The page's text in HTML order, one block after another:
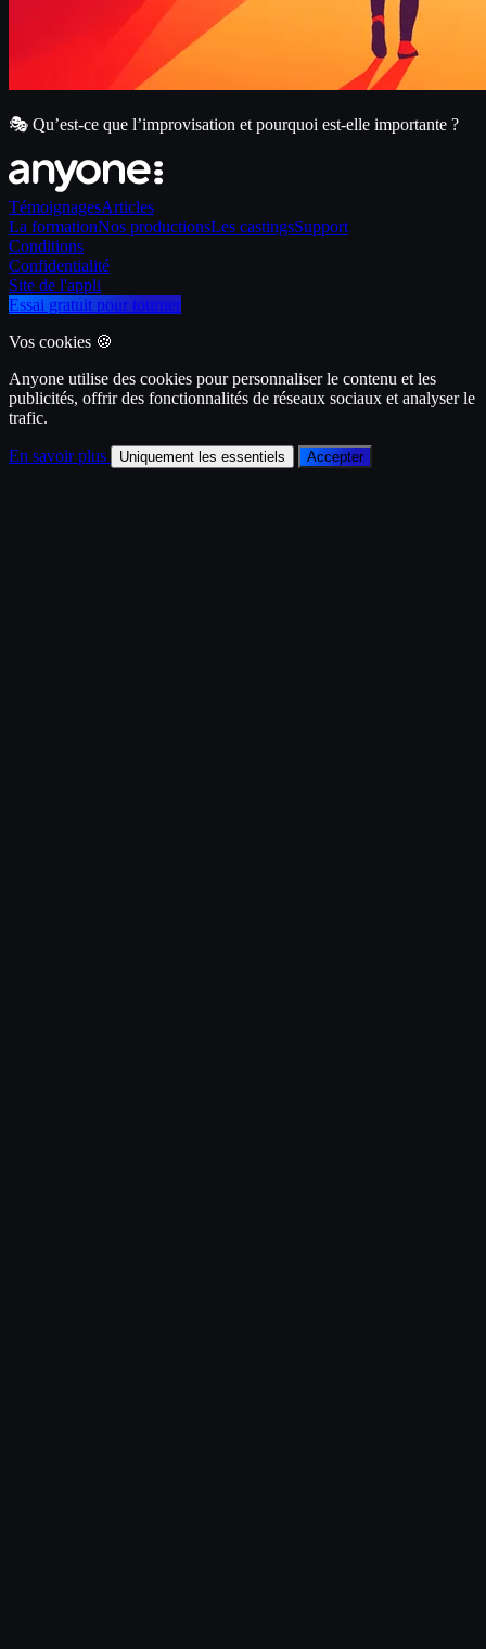
🎭 Qu’est-ce que l’improvisation et pourquoi est-elle importante ?
TémoignagesArticles
La formationNos productionsLes castingsSupport
Conditions
Confidentialité
Site de l'appli
Essai gratuit pour tourner
Vos cookies 🍪
Anyone utilise des cookies pour personnaliser le contenu et les
publicités, offrir des fonctionnalités de réseaux sociaux et analyser le
trafic.
En savoir plus Uniquement les essentiels Accepter